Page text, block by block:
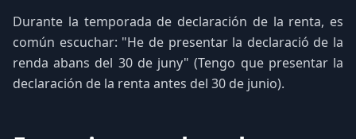
Durante la temporada de declaración de la renta, es
común escuchar: "He de presentar la declaració de la
renda abans del 30 de juny" (Tengo que presentar la
declaración de la renta antes del 30 de junio).